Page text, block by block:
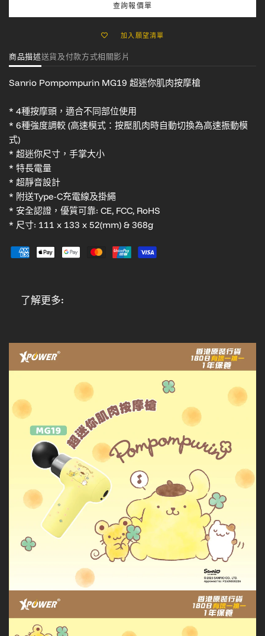
查詢報價單
加入願望清單
商品描述送貨及付款方式相關影片
Sanrio Pompompurin MG19 超迷你肌肉按摩槍
* 4種按摩頭，適合不同部位使用
* 6種強度調較 (高速模式：按壓肌肉時自動切換為高速振動模
式)
* 超迷你尺寸，手掌大小
* 特長電量
* 超靜音設計
* 附送Type-C充電線及掛繩
* 安全認證，優質可靠: CE, FCC, RoHS
* 尺寸: 111 x 133 x 52(mm) & 368g
了解更多: